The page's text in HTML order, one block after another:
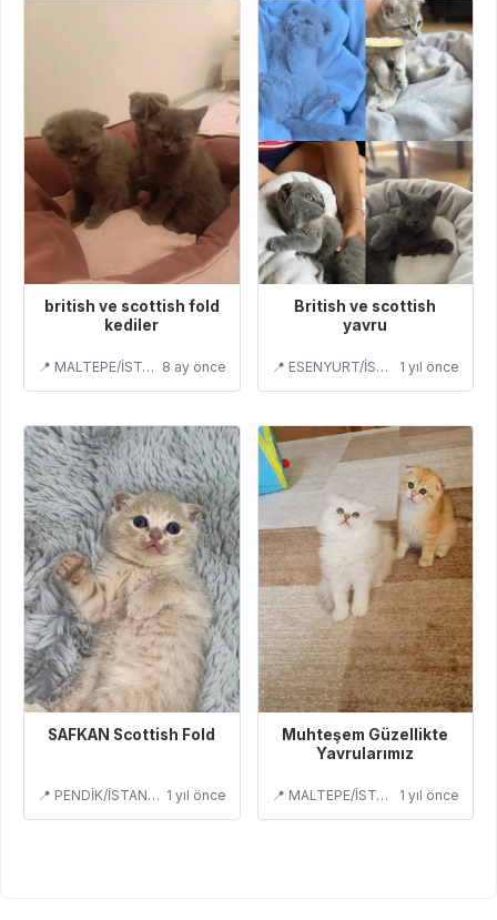
british ve scottish fold
kediler
📍 MALTEPE/İSTANBUL 8 ay önce
British ve scottish
yavru
📍 ESENYURT/İSTANBUL 1 yıl önce
SAFKAN Scottish Fold
📍 PENDİK/İSTANBUL 1 yıl önce
Muhteşem Güzellikte
Yavrularımız
📍 MALTEPE/İSTANBUL 1 yıl önce